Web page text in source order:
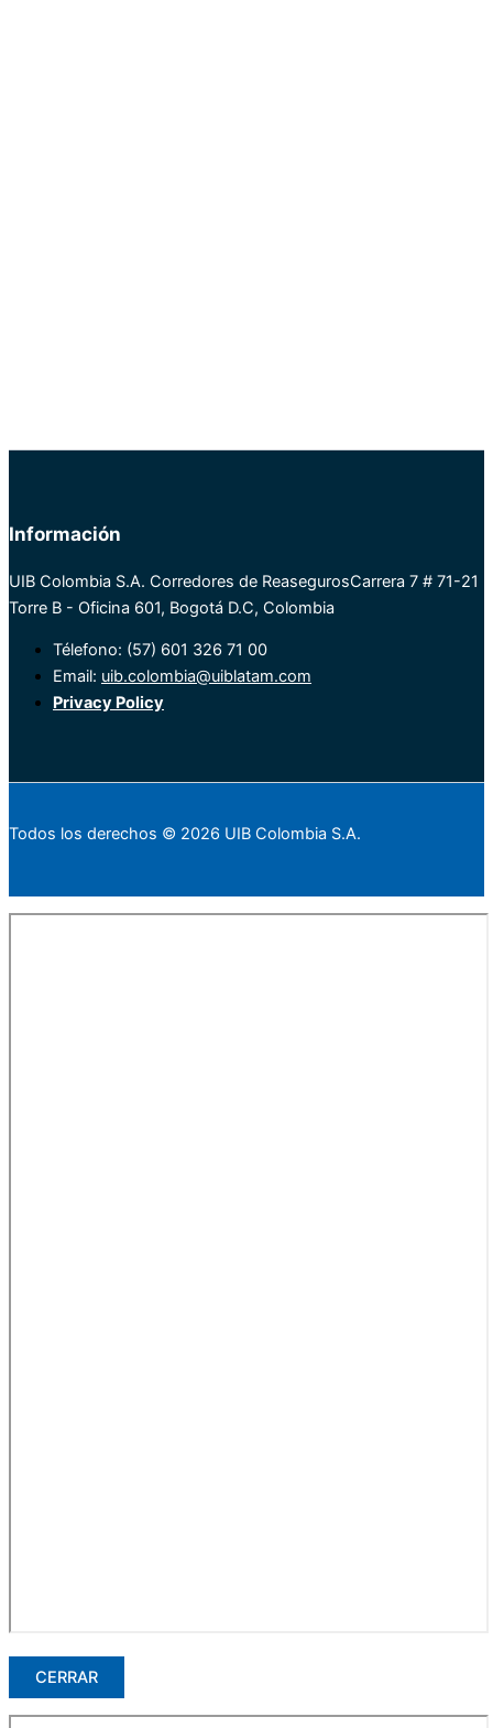
Información
UIB Colombia S.A. Corredores de ReasegurosCarrera 7 # 71-21
Torre B - Oficina 601, Bogotá D.C, Colombia
Télefono: (57) 601 326 71 00
Email: uib.colombia@uiblatam.com
Privacy Policy
Todos los derechos © 2026 UIB Colombia S.A.
CERRAR